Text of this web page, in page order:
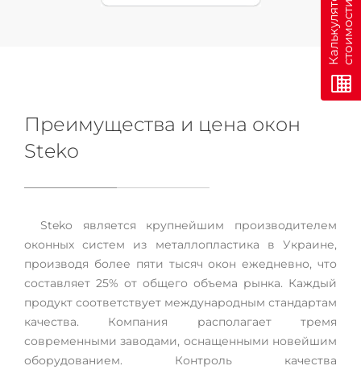
Преимущества и цена окон
Steko
Steko является крупнейшим производителем
оконных систем из металлопластика в Украине,
производя более пяти тысяч окон ежедневно, что
составляет 25% от общего объема рынка. Каждый
продукт соответствует международным стандартам
качества. Компания располагает тремя
современными заводами, оснащенными новейшим
оборудованием. Контроль качества
К
а
л
ь
к
у
л
я
т
о
р
с
т
о
и
м
о
с
т
и
о
н
л
а
й